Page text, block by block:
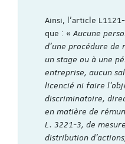
Ainsi, l’article
que : «Aucune
d'une procédure de
un stage ou à une
entreprise, aucun
licencié ni faire
discriminatoire,
en matière de
L. 3221-3, de
distribution